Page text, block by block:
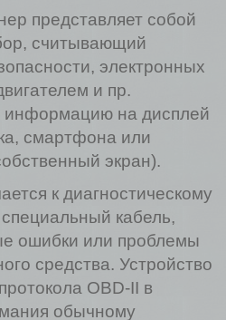
представляет собой
считывающий
электронных
и пр.
информацию на дисплей
смартфона или
экран).
к диагностическому
кабель,
ошибки или проблемы
средства. Устройство
OBD-II в
обычному